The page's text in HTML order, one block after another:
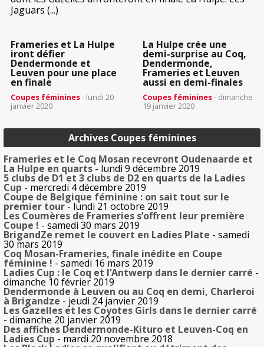
Jaguars (...)
Frameries et La Hulpe
iront défier
Dendermonde et
Leuven pour une place
en finale
Coupes féminines- lundi 20
janvier 2020
La Hulpe crée une
demi-surprise au Coq,
Dendermonde,
Frameries et Leuven
aussi en demi-finales
Coupes féminines- dimanche
19 janvier 2020
Archives Coupes féminines
Frameries et le Coq Mosan recevront Oudenaarde et
La Hulpe en quarts- lundi 9 décembre 2019
5 clubs de D1 et 3 clubs de D2 en quarts de la Ladies
Cup - mercredi 4 décembre 2019
Coupe de Belgique féminine : on sait tout sur le
premier tour- lundi 21 octobre 2019
Les Coumères de Frameries s’offrent leur première
Coupe ! - samedi 30 mars 2019
BrigandZe remet le couvert en Ladies Plate - samedi
30 mars 2019
Coq Mosan-Frameries, finale inédite en Coupe
féminine ! - samedi 16 mars 2019
Ladies Cup : le Coq et l’Antwerp dans le dernier carré -
dimanche 10 février 2019
Dendermonde à Leuven ou au Coq en demi, Charleroi
à Brigandze - jeudi 24 janvier 2019
Les Gazelles et les Coyotes Girls dans le dernier carré
- dimanche 20 janvier 2019
Des affiches Dendermonde-Kituro et Leuven-Coq en
Ladies Cup - mardi 20 novembre 2018